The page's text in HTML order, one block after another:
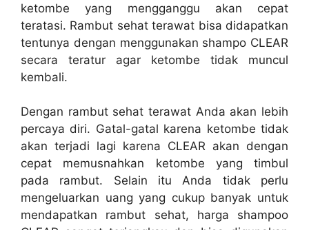
ketombe yang mengganggu akan cepat
teratasi. Rambut sehat terawat bisa didapatkan
tentunya dengan menggunakan shampo CLEAR
secara teratur agar ketombe tidak muncul
kembali.
Dengan rambut sehat terawat Anda akan lebih
percaya diri. Gatal-gatal karena ketombe tidak
akan terjadi lagi karena CLEAR akan dengan
cepat memusnahkan ketombe yang timbul
pada rambut. Selain itu Anda tidak perlu
mengeluarkan uang yang cukup banyak untuk
mendapatkan rambut sehat, harga shampoo